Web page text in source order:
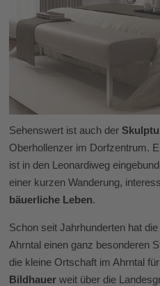
Sehenswert ist auch der
Oberhollenzer im Dorfzentrum.
ist in den Leonardiweg
einer kurzen Wanderung,
bäuerliche Leben.
Schon seit Jahrhunderten hat die
Ahrntal einen ganz besonderen
die kleine Ortschaft im Ahrntal
Bildhauer weit über die